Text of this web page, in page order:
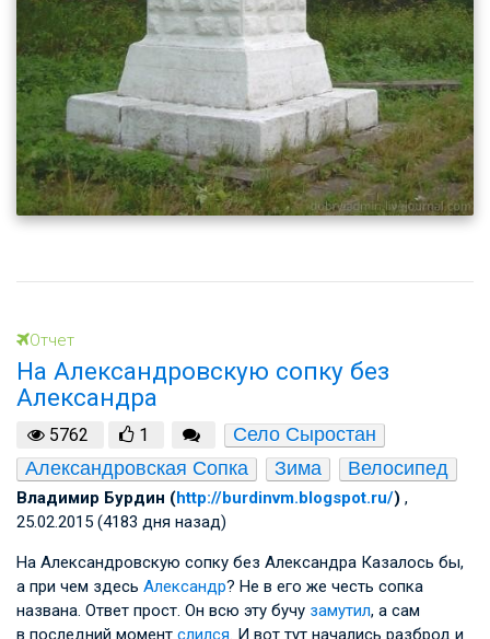
Отчет
На Александровскую сопку без
Александра
5762 1
Село Сыростан
Александровская Сопка
Зима Велосипед
Владимир Бурдин (http://burdinvm.blogspot.ru/) ,
25.02.2015 (4183 дня назад)
На Александровскую сопку без Александра Казалось бы,
а при чем здесь Александр? Не в его же честь сопка
названа. Ответ прост. Он всю эту бучу замутил, а сам
в последний момент слился. И вот тут начались разброд и